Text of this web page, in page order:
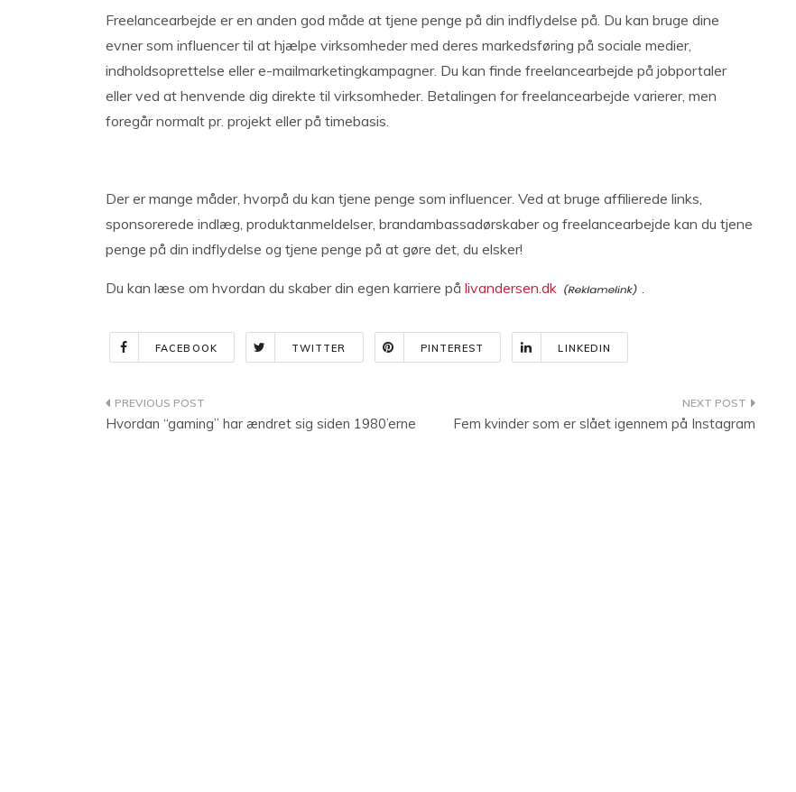
Freelancearbejde er en anden god måde at tjene penge på din indflydelse på. Du kan bruge dine
evner som influencer til at hjælpe virksomheder med deres markedsføring på sociale medier,
indholdsoprettelse eller e-mailmarketingkampagner. Du kan finde freelancearbejde på jobportaler
eller ved at henvende dig direkte til virksomheder. Betalingen for freelancearbejde varierer, men
foregår normalt pr. projekt eller på timebasis.
Der er mange måder, hvorpå du kan tjene penge som influencer. Ved at bruge affilierede links,
sponsorerede indlæg, produktanmeldelser, brandambassadørskaber og freelancearbejde kan du tjene
penge på din indflydelse og tjene penge på at gøre det, du elsker!
Du kan læse om hvordan du skaber din egen karriere på livandersen.dk .
FACEBOOK TWITTER PINTEREST LINKEDIN
Indlægsnavigation
Hvordan “gaming” har ændret sig siden 1980’erne Fem kvinder som er slået igennem på Instagram